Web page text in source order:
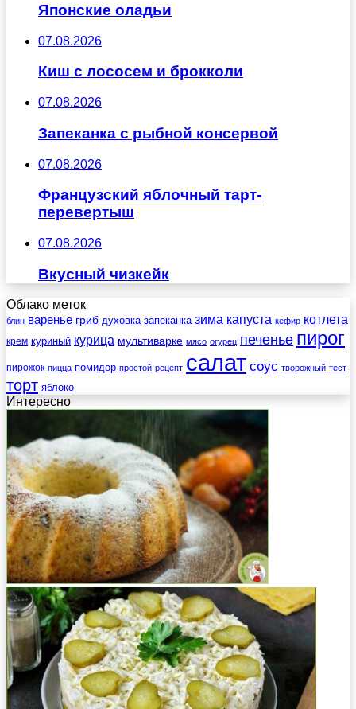
Японские оладьи
07.08.2026
Киш с лососем и брокколи
07.08.2026
Запеканка с рыбной консервой
07.08.2026
Французский яблочный тарт-
перевертыш
07.08.2026
Вкусный чизкейк
Облако меток
блин варенье гриб духовка запеканка зима капуста кефир котлета
крем куриный курица мультиварке мясо огурец печенье пирог
пирожок пицца помидор простой рецепт салат соус творожный тест
торт яблоко
Интересно